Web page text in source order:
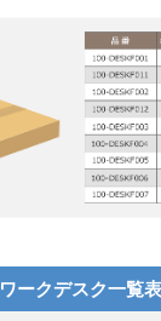
ワークデスク一覧表